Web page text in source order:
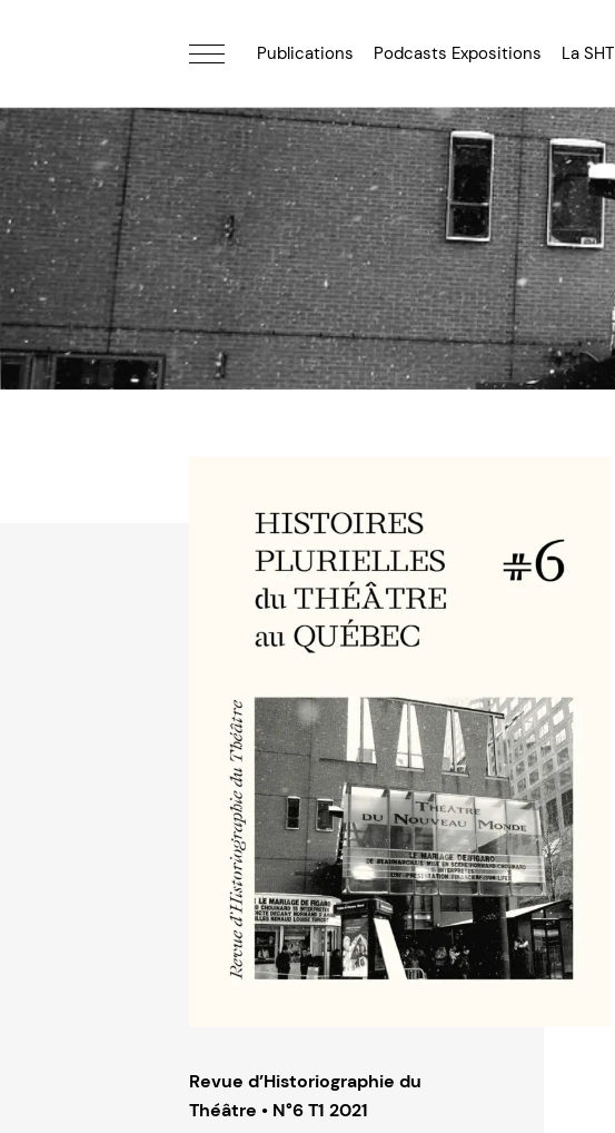
Publications Podcasts Expositions La SHT
Revue d’Historiographie du
Théâtre • N°6 T1 2021